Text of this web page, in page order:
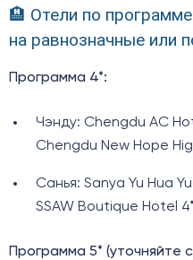
🏨 Отели по
на равнозначные или
Программа 4*:
Чэнду: Chengdu AC
Chengdu New Hope
Санья: Sanya Yu Hua
SSAW Boutique Hotel
Программа 5* (уточняйте